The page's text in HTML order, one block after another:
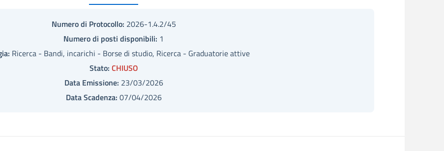
Numero di Protocollo: 2026-1.4.2/45
Numero di posti disponibili: 1
Ricerca - Bandi, incarichi - Borse di studio, Ricerca - Graduatorie attive
Stato: CHIUSO
Data Emissione: 23/03/2026
Data Scadenza: 07/04/2026